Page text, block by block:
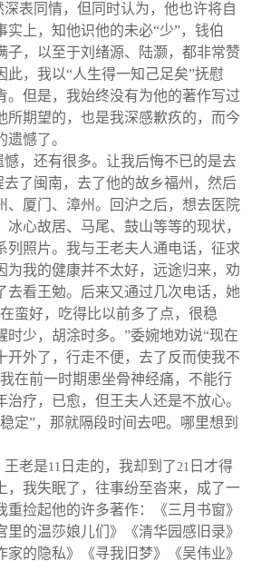
深表同情，但同时认为，他也许将自
实上，知他识他的未必“少”，钱伯
子，以至于刘绪源、陆灏，都非常赞
此，我以“人生得一知己足矣”抚慰
。但是，我始终没有为他的著作写过
所期望的，也是我深感歉疚的，而今
憾了。
憾，还有很多。让我后悔不已的是去
去了闽南，去了他的故乡福州，然后
、厦门、漳州。回沪之后，想去医院
冰心故居、马尾、鼓山等等的现状，
列照片。我与王老夫人通电话，征求
为我的健康并不太好，远途归来，劝
去看王勉。后来又通过几次电话，她
蛮好，吃得比以前多了点，很稳
时少，胡涂时多。”委婉地劝说“现在
开外了，行走不便，去了反而使我不
在前一时期患坐骨神经痛，不能行
治疗，已愈，但王夫人还是不放心。
定”，那就隔段时间去吧。哪里想到
王老是11 日走的，我却到了21 日才得
，我失眠了，往事纷至沓来，成了一
重捡起他的许多著作：《三月书窗》
里的温莎娘儿们》《清华园感旧录》
家的隐私》《寻我旧梦》《吴伟业》